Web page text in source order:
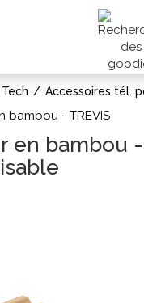
Accessoires tél.
bambou - TREVIS
en bambou -